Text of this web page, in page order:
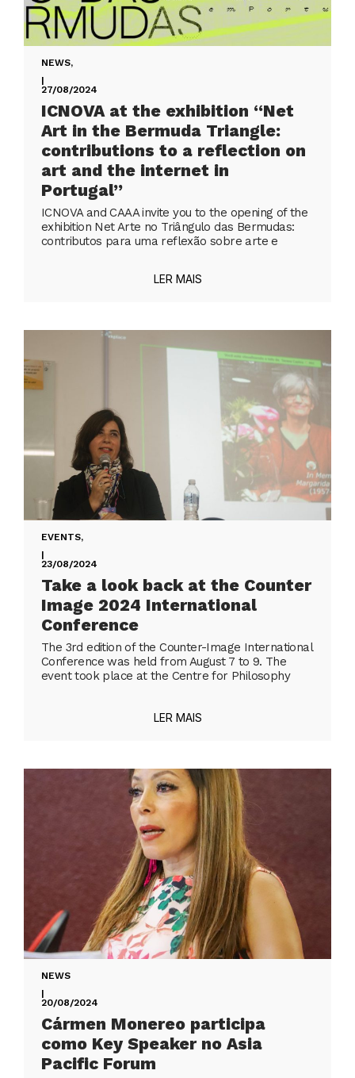
NEWS,
|
27/08/2024
ICNOVA at the exhibition “Net
Art in the Bermuda Triangle:
contributions to a reflection on
art and the internet in
Portugal”
ICNOVA and CAAA invite you to the opening of the
exhibition Net Arte no Triângulo das Bermudas:
contributos para uma reflexão sobre arte e
LER MAIS
EVENTS,
|
23/08/2024
Take a look back at the Counter
Image 2024 International
Conference
The 3rd edition of the Counter-Image International
Conference was held from August 7 to 9. The
event took place at the Centre for Philosophy
LER MAIS
NEWS
|
20/08/2024
Cármen Monereo participa
como Key Speaker no Asia
Pacific Forum